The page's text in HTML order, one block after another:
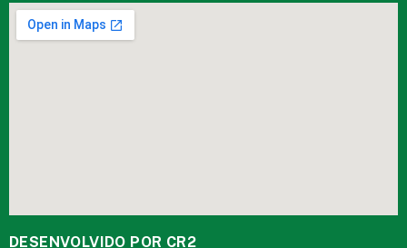
DESENVOLVIDO POR CR2